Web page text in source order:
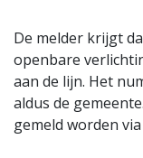
De melder krijgt
openbare
aan de lijn. Het
aldus de
gemeld worden via